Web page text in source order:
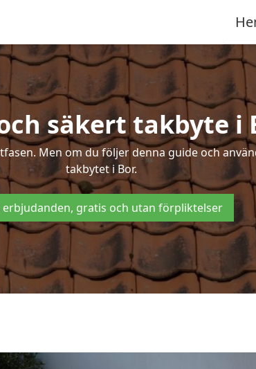
säkert takbyte i
Men om du följer denna guide och
takbytet i Bor.
erbjudanden, gratis och utan förpliktelser